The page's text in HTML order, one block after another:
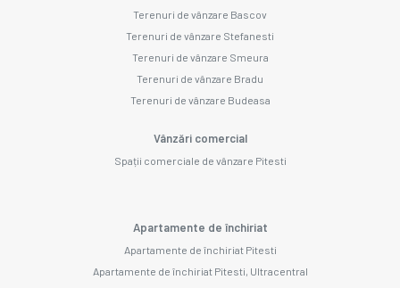
Terenuri de vânzare Bascov
Terenuri de vânzare Stefanesti
Terenuri de vânzare Smeura
Terenuri de vânzare Bradu
Terenuri de vânzare Budeasa
Vânzări comercial
Spații comerciale de vânzare Pitesti
Apartamente de închiriat
Apartamente de închiriat Pitesti
Apartamente de închiriat Pitesti, Ultracentral